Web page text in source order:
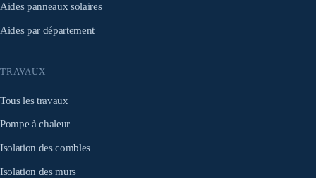
Aides panneaux solaires
Aides par département
TRAVAUX
Tous les travaux
Pompe à chaleur
Isolation des combles
Isolation des murs